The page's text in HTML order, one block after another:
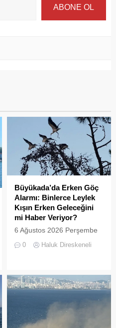
ABONE OL
Büyükada’da Erken Göç
Alarmı: Binlerce Leylek
Kışın Erken Geleceğini
mi Haber Veriyor?
6 Ağustos 2026 Perşembe
14:00 sularında Büyükada
şölenlerinden biri yaşandı.
0 Haluk Direskeneli